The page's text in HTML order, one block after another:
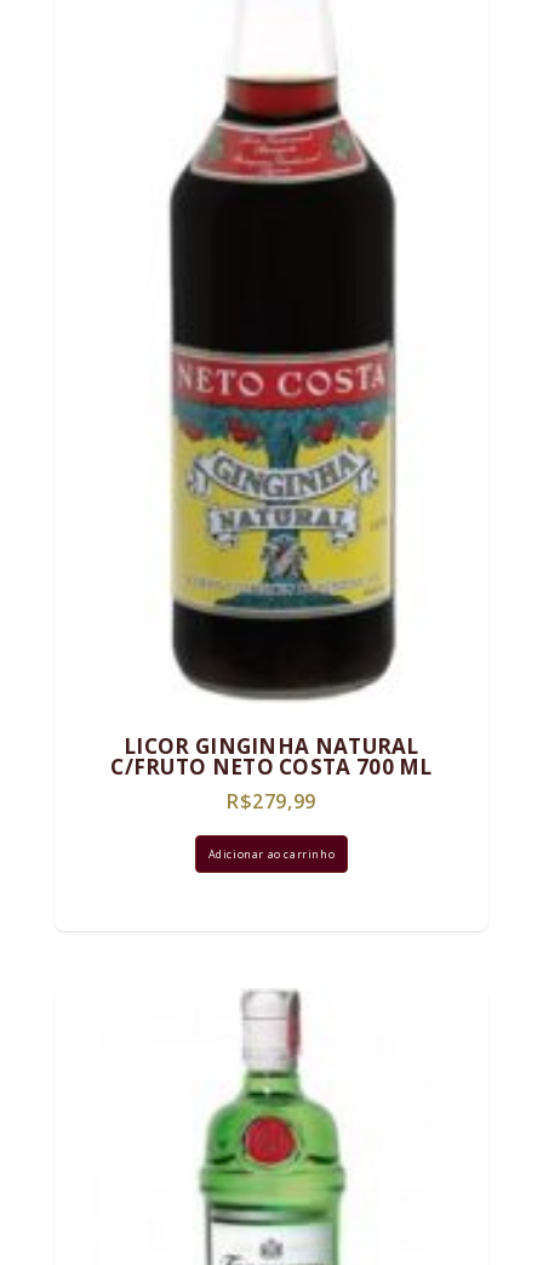
LICOR GINGINHA NATURAL
C/FRUTO NETO COSTA 700 ML
R$279,99
Adicionar ao carrinho